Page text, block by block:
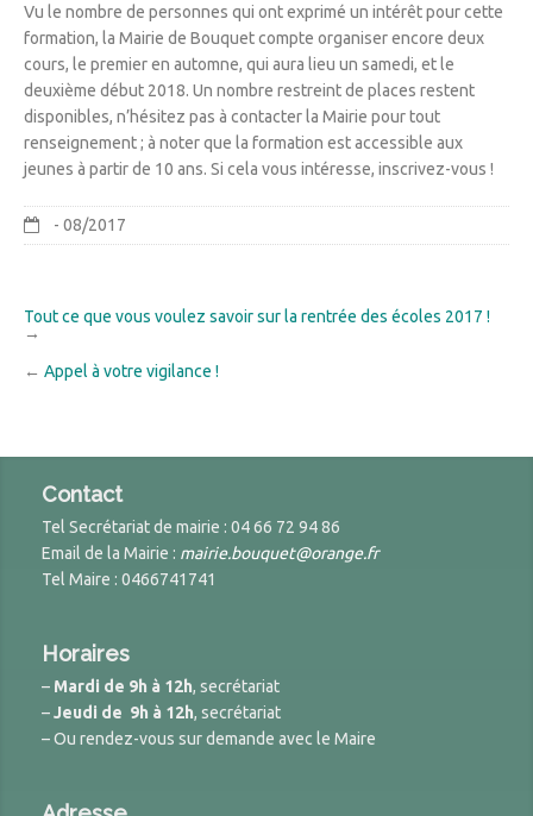
Vu le nombre de personnes qui ont exprimé un intérêt pour cette
formation, la Mairie de Bouquet compte organiser encore deux
cours, le premier en automne, qui aura lieu un samedi, et le
deuxième début 2018. Un nombre restreint de places restent
disponibles, n’hésitez pas à contacter la Mairie pour tout
renseignement ; à noter que la formation est accessible aux
jeunes à partir de 10 ans. Si cela vous intéresse, inscrivez-vous !
- 08/2017
Tout ce que vous voulez savoir sur la rentrée des écoles 2017 !
→
← Appel à votre vigilance !
Contact
Tel Secrétariat de mairie : 04 66 72 94 86
Email de la Mairie : mairie.bouquet@orange.fr
Tel Maire : 0466741741
Horaires
– Mardi de 9h à 12h, secrétariat
–Jeudi de 9h à 12h, secrétariat
– Ou rendez-vous sur demande avec le Maire